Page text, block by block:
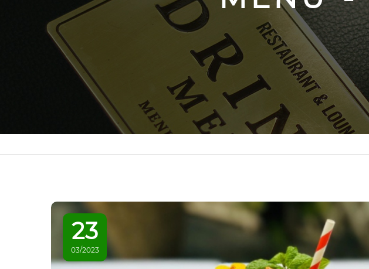
23
03/2023